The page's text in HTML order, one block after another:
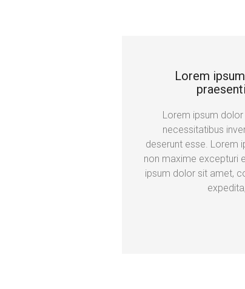
Lorem
Lorem ipsum
necessitatibus
deserunt esse. Lorem
non maxime excepturi
ipsum dolor sit amet,